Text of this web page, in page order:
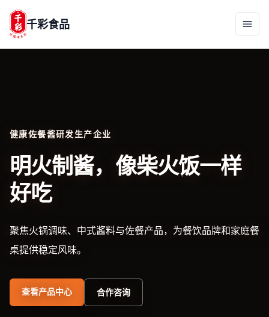
千彩食品
健康佐餐酱研发生产企业
明火制酱，像柴火饭一样
好吃
聚焦火锅调味、中式酱料与佐餐产品，为餐饮品牌和家庭餐
桌提供稳定风味。
查看产品中心 合作咨询